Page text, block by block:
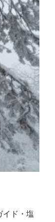
イド・塩